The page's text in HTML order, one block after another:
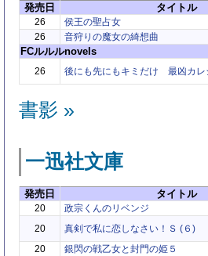
発売日 タイトル
26
侯王の聖占女
26
音狩りの魔女の綺想曲
FCルルルnovels
26 後にも先にもキミだけ 最凶カレ
書影 »
一迅社文庫
発売日 タイトル
20
政宗くんのリベンジ
20
真剣で私に恋しなさい！Ｓ (６)
20
銀閃の戦乙女と封門の姫５